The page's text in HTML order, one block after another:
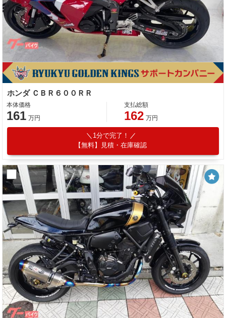
ホンダ ＣＢＲ６００ＲＲ
本体価格
161 万円
支払総額
162 万円
1分で完了！
【無料】見積・在庫確認